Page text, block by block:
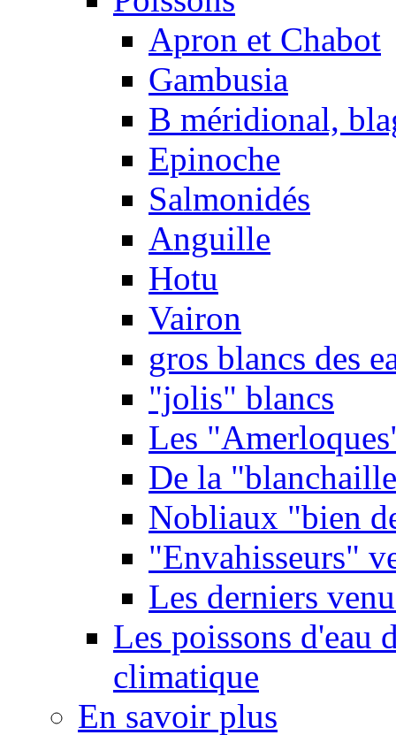
Apron et Chabot
Gambusia
B méridional,
Epinoche
Salmonidés
Anguille
Hotu
Vairon
gros blancs des
"jolis" blancs
Les
De la
Nobliaux "bien
"Envahisseurs"
Les derniers
Les poissons d'eau
climatique
En savoir plus